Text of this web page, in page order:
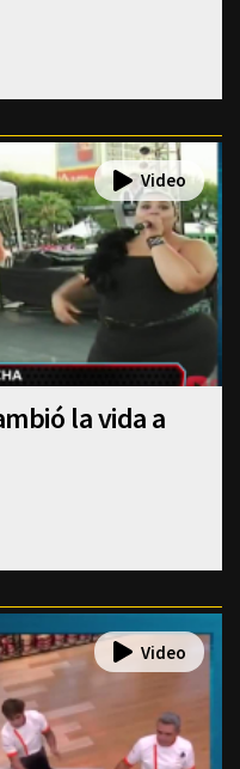
la vida a